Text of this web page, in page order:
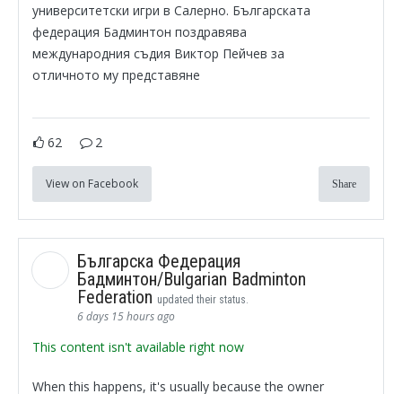
университетски игри в Салерно. Българската
федерация Бадминтон поздравява
международния съдия Виктор Пейчев за
отличното му представяне
62 2
View on Facebook Share
Българска Федерация
Бадминтон/Bulgarian Badminton
Federation updated their status.
6 days 15 hours ago
This content isn't available right now
When this happens, it's usually because the owner